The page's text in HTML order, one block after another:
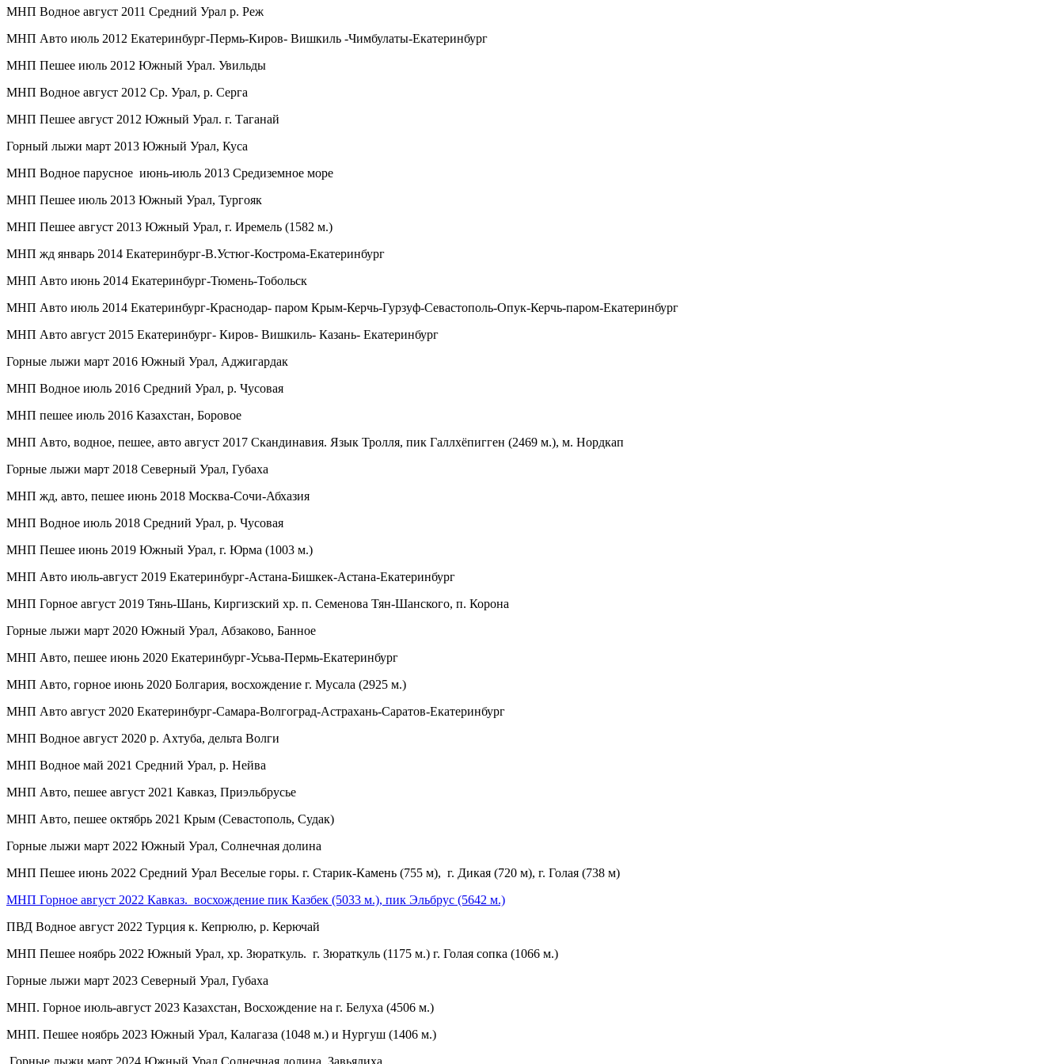
МНП Водное август 2011 Средний Урал р. Реж
МНП Авто июль 2012 Екатеринбург-Пермь-Киров- Вишкиль -Чимбулаты-Екатеринбург
МНП Пешее июль 2012 Южный Урал. Увильды
МНП Водное август 2012 Ср. Урал, р. Серга
МНП Пешее август 2012 Южный Урал. г. Таганай
Горный лыжи март 2013 Южный Урал, Куса
МНП Водное парусное июнь-июль 2013 Средиземное море
МНП Пешее июль 2013 Южный Урал, Тургояк
МНП Пешее август 2013 Южный Урал, г. Иремель (1582 м.)
МНП жд январь 2014 Екатеринбург-В.Устюг-Кострома-Екатеринбург
МНП Авто июнь 2014 Екатеринбург-Тюмень-Тобольск
МНП Авто июль 2014 Екатеринбург-Краснодар- паром Крым-Керчь-Гурзуф-Севастополь-Опук-Керчь-паром-Екатеринбург
МНП Авто август 2015 Екатеринбург- Киров- Вишкиль- Казань- Екатеринбург
Горные лыжи март 2016 Южный Урал, Аджигардак
МНП Водное июль 2016 Средний Урал, р. Чусовая
МНП пешее июль 2016 Казахстан, Боровое
МНП Авто, водное, пешее, авто август 2017 Скандинавия. Язык Тролля, пик Галлхёпигген (2469 м.), м. Нордкап
Горные лыжи март 2018 Северный Урал, Губаха
МНП жд, авто, пешее июнь 2018 Москва-Сочи-Абхазия
МНП Водное июль 2018 Средний Урал, р. Чусовая
МНП Пешее июнь 2019 Южный Урал, г. Юрма (1003 м.)
МНП Авто июль-август 2019 Екатеринбург-Астана-Бишкек-Астана-Екатеринбург
МНП Горное август 2019 Тянь-Шань, Киргизский хр. п. Семенова Тян-Шанского, п. Корона
Горные лыжи март 2020 Южный Урал, Абзаково, Банное
МНП Авто, пешее июнь 2020 Екатеринбург-Усьва-Пермь-Екатеринбург
МНП Авто, горное июнь 2020 Болгария, восхождение г. Мусала (2925 м.)
МНП Авто август 2020 Екатеринбург-Самара-Волгоград-Астрахань-Саратов-Екатеринбург
МНП Водное август 2020 р. Ахтуба, дельта Волги
МНП Водное май 2021 Средний Урал, р. Нейва
МНП Авто, пешее август 2021 Кавказ, Приэльбрусье
МНП Авто, пешее октябрь 2021 Крым (Севастополь, Судак)
Горные лыжи март 2022 Южный Урал, Солнечная долина
МНП Пешее июнь 2022 Средний Урал Веселые горы. г. Старик-Камень (755 м), г. Дикая (720 м), г. Голая (738 м)
МНП Горное август 2022 Кавказ. восхождение пик Казбек (5033 м.), пик Эльбрус (5642 м.)
ПВД Водное август 2022 Турция к. Кепрюлю, р. Керючай
МНП Пешее ноябрь 2022 Южный Урал, хр. Зюраткуль. г. Зюраткуль (1175 м.) г. Голая сопка (1066 м.)
Горные лыжи март 2023 Северный Урал, Губаха
МНП. Горное июль-август 2023 Казахстан, Восхождение на г. Белуха (4506 м.)
МНП. Пешее ноябрь 2023 Южный Урал, Калагаза (1048 м.) и Нургуш (1406 м.)
Горные лыжи март 2024 Южный Урал Солнечная долина. Завьялиха